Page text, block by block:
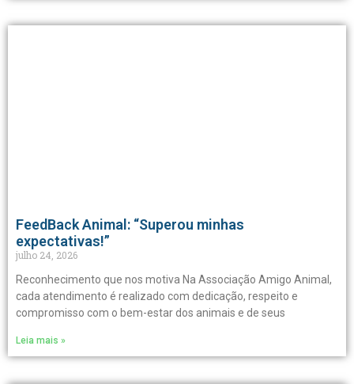
FeedBack Animal: “Superou minhas
expectativas!”
julho 24, 2026
Reconhecimento que nos motiva Na Associação Amigo Animal,
cada atendimento é realizado com dedicação, respeito e
compromisso com o bem-estar dos animais e de seus
Leia mais »